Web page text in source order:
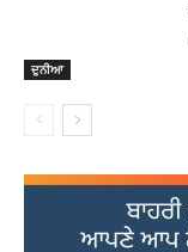
ਦੁਨੀਆ